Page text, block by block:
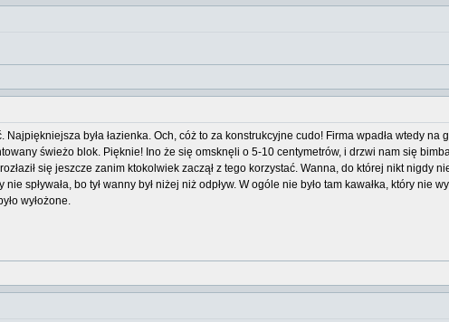
była łazienka. Och, cóż to za konstrukcyjne cudo! Firma wpadła wtedy na
świeżo blok. Pięknie! Ino że się omsknęli o 5-10 centymetrów, i drzwi nam się
się jeszcze zanim ktokolwiek zaczął z tego korzystać. Wanna, do której nikt nigdy
spływała, bo tył wanny był niżej niż odpływ. W ogóle nie było tam kawałka, który nie
wyłożone.